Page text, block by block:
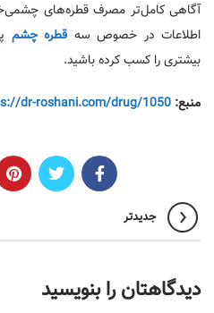
آگاهی کامل‌تر مصرف قطره‌های چشمی‌خود
اطلاعات در خصوص سه قطره چشم
بیشتری را کسب کرده باشید.
منبع: dr-roshani.com/drug/1050
جدیدتر
دیدگاهتان را بنویسید